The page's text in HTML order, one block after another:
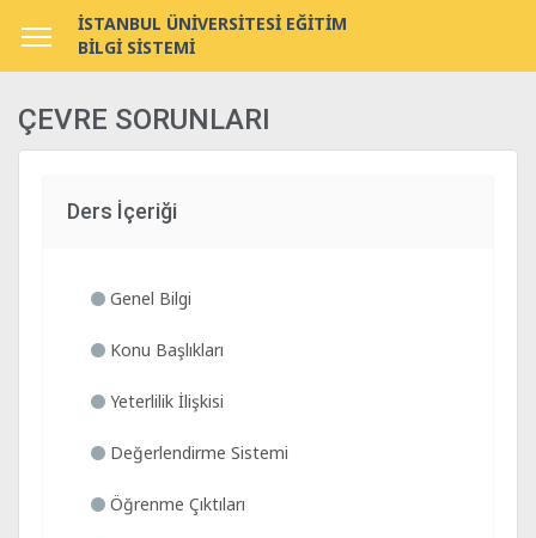
İSTANBUL ÜNİVERSİTESİ EĞİTİM
BİLGİ SİSTEMİ
ÇEVRE SORUNLARI
Ders İçeriği
Genel Bilgi
Konu Başlıkları
Yeterlilik İlişkisi
Değerlendirme Sistemi
Öğrenme Çıktıları